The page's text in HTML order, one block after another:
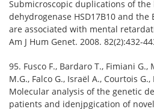
Submicroscopic duplications of the
dehydrogenase HSD17B10 and the
are associated with mental
Am J Hum Genet. 2008. 82(2):432-
95. Fusco F., Bardaro T., Fimiani
M.G., Falco G., Israël A., Courtois G.,
Molecular analysis of the genetic
patients and idenjpgication of